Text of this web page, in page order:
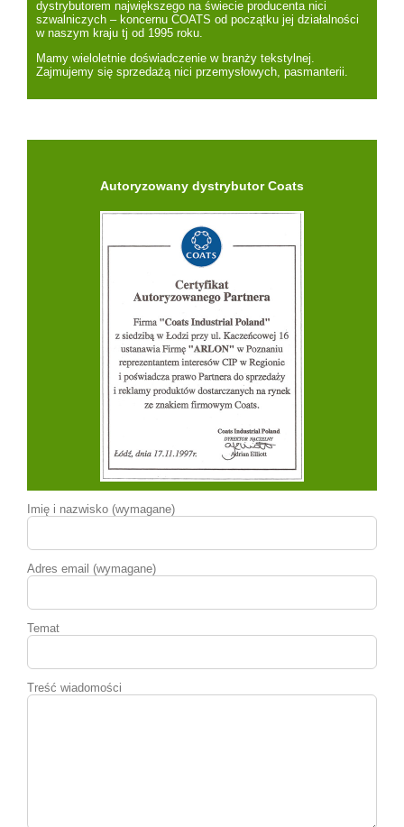
dystrybutorem największego na świecie producenta nici
szwalniczych – koncernu COATS od początku jej działalności
w naszym kraju tj od 1995 roku.
Mamy wieloletnie doświadczenie w branży tekstylnej.
Zajmujemy się sprzedażą nici przemysłowych, pasmanterii.
Autoryzowany dystrybutor Coats
Imię i nazwisko (wymagane)
Adres email (wymagane)
Temat
Treść wiadomości